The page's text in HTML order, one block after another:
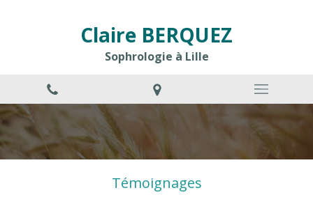
Claire BERQUEZ
Sophrologie à Lille
Témoignages